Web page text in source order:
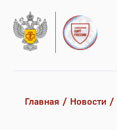
Главная Новости